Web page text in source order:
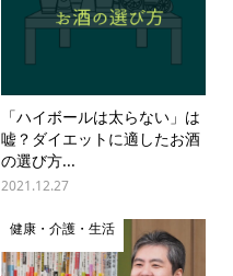
「ハイボールは太らない」は
嘘？ダイエットに適したお酒
の選び方...
2021.12.27
健康・介護・生活